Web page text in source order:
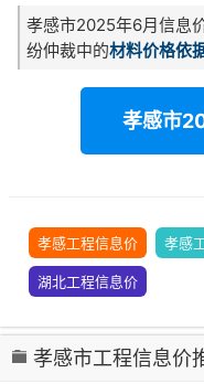
孝感市2025年6月信息
纷仲裁中的材料价格依
孝感市
孝感工程信息价 孝感
湖北工程信息价
孝感市工程信息价